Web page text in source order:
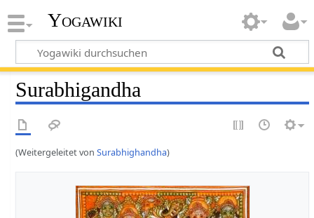
Yogawiki
Surabhigandha
(Weitergeleitet vonSurabhighandha)